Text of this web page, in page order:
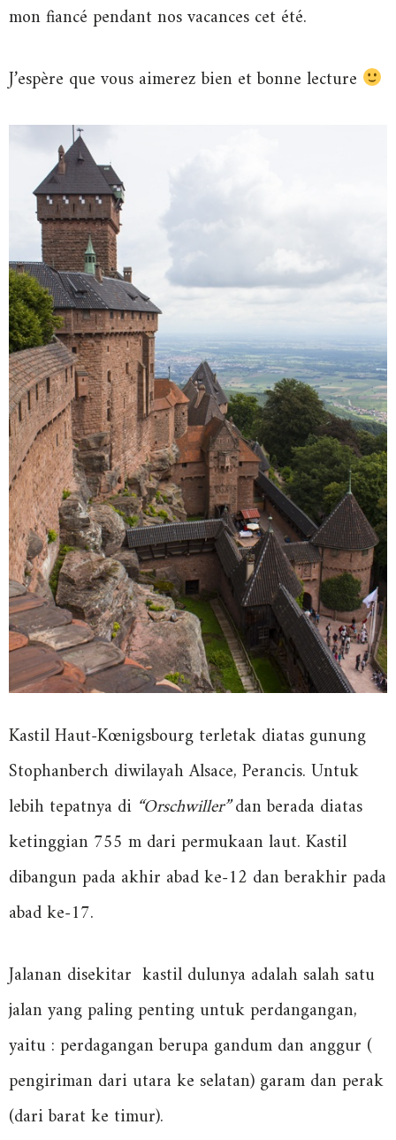
mon fiancé pendant nos vacances cet été.
J’espère que vous aimerez bien et bonne lecture
Kastil Haut-Kœnigsbourg terletak diatas gunung
Stophanberch diwilayah Alsace, Perancis. Untuk
lebih tepatnya di “Orschwiller”dan berada diatas
ketinggian 755 m dari permukaan laut. Kastil
dibangun pada akhir abad ke-12 dan berakhir pada
abad ke-17.
Jalanan disekitar kastil dulunya adalah salah satu
jalan yang paling penting untuk perdangangan,
yaitu : perdagangan berupa gandum dan anggur (
pengiriman dari utara ke selatan) garam dan perak
(dari barat ke timur).